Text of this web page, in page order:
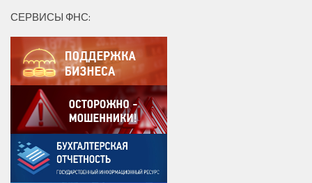
СЕРВИСЫ ФНС: